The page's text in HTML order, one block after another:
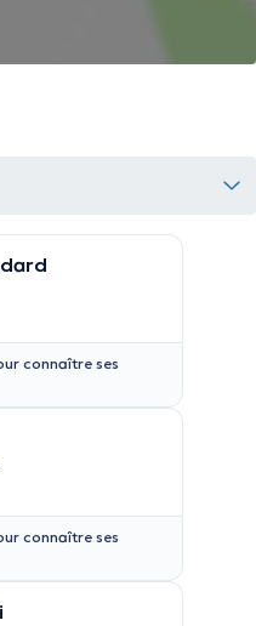
connaître ses
connaître ses